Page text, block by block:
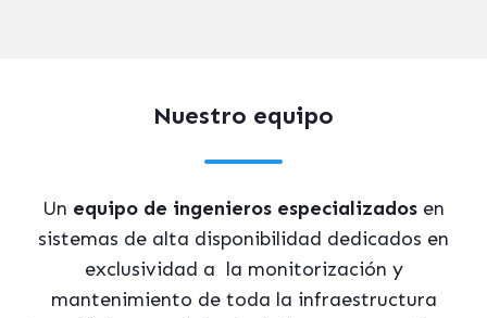
Nuestro equipo
Un equipo de ingenieros especializados en
sistemas de alta disponibilidad dedicados en
exclusividad a la monitorización y
mantenimiento de toda la infraestructura